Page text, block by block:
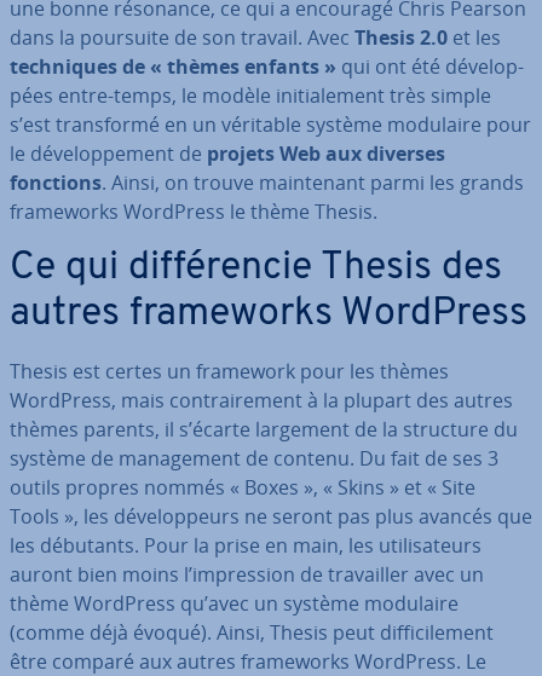
une bonne résonance, ce qui a encouragé Chris Pearson
dans la poursuite de son travail. Avec Thesis 2.0 et les
tech­niques de « thèmes enfants » qui ont été dé­ve­lop­
pées entre-temps, le modèle ini­tia­le­ment très simple
s’est trans­formé en un véritable système modulaire pour
le dé­ve­lop­pe­ment de projets Web aux diverses
fonctions. Ainsi, on trouve main­te­nant parmi les grands
fra­me­works WordPress le thème Thesis.
Ce qui dif­fé­ren­cie Thesis des
autres fra­me­works WordPress
Thesis est certes un framework pour les thèmes
WordPress, mais con­trai­re­ment à la plupart des autres
thèmes parents, il s’écarte largement de la structure du
système de ma­na­ge­ment de contenu. Du fait de ses 3
outils propres nommés « Boxes », « Skins » et « Site
Tools », les dé­ve­lop­peurs ne seront pas plus avancés que
les débutants. Pour la prise en main, les uti­li­sa­teurs
auront bien moins l’im­pres­sion de tra­vail­ler avec un
thème WordPress qu’avec un système modulaire
(comme déjà évoqué). Ainsi, Thesis peut dif­fi­ci­le­ment
être comparé aux autres fra­me­works WordPress. Le